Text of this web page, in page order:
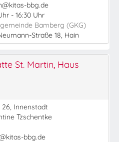
bbg.de
- 16:30 Uhr
Bamberg (GKG)
Straße 18, Hain
St. Martin, Haus
Innenstadt
Tzschentke
bbg.de